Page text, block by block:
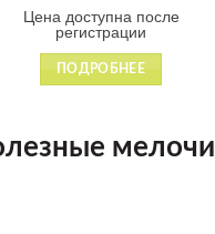
Цена доступна после
регистрации
ПОДРОБНЕЕ
мелочи